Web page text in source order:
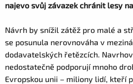
najevo svůj závazek chránit lesy
Návrh by snížil zátěž pro malé a
se posunula nerovnováha v
dodavatelských řetězcích.
nedostatečně podporují mnoho
Evropskou unii – miliony lidí, kteří